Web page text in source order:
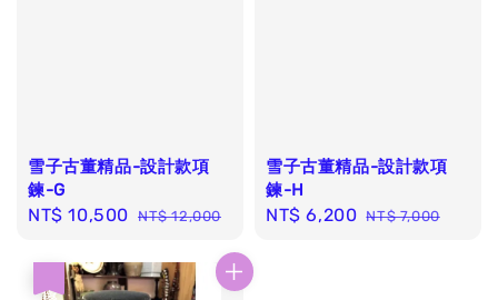
雪子古董精品-設計款項
鍊-G
Sale
NT$ 10,500 Regular
NT$ 12,000
雪子古董精品-設計款項
鍊-H
Sale
NT$ 6,200 Regular
NT$ 7,000